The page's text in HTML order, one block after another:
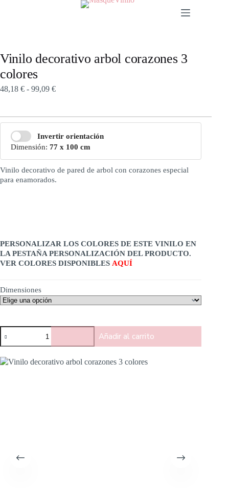
Vinilo decorativo arbol corazones 3
colores
48,18 € - 99,09 €
Invertir orientación
Dimensión: 77 x 100 cm
Vinilo decorativo de pared de arbol con corazones especial
para enamorados.
PERSONALIZAR LOS COLORES DE ESTE VINILO EN
LA PESTAÑA PERSONALIZACIÓN DEL PRODUCTO.
VER COLORES DISPONIBLES AQUÍ
Dimensiones
Añadir al carrito